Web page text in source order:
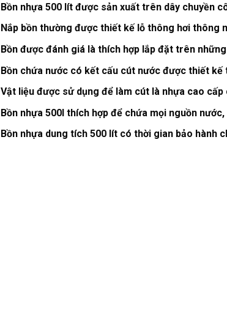
Bồn nhựa 500 lít được sản xuất trên dây chuyền
Nắp bồn thường được thiết kế lỗ thông hơi thông
Bồn được đánh giá là thích hợp lắp đặt trên
Bồn chứa nước có kết cấu cút nước được thiết
Vật liệu được sử dụng để làm cút là nhựa cao
Bồn nhựa 500l thích hợp để chứa mọi nguồn
Bồn nhựa dung tích 500 lít có thời gian bảo hành